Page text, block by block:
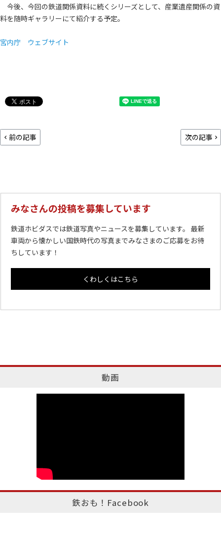
今後、今回の鉄道関係資料に続くシリーズとして、産業遺産関係の資
料を随時ギャラリーにて紹介する予定。
宮内庁 ウェブサイト
前の記事 次の記事
みなさんの投稿を募集しています
鉄道ホビダスでは鉄道写真やニュースを募集しています。 最新
車両から懐かしい国鉄時代の写真までみなさまのご応募をお待
ちしています！
くわしくはこちら
動画
鉄おも！Facebook